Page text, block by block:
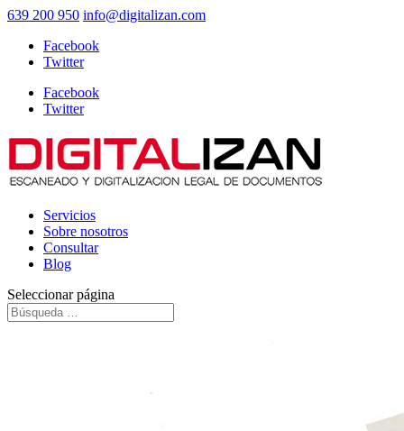
639 200 950 info@digitalizan.com
Facebook
Twitter
Facebook
Twitter
Servicios
Sobre nosotros
Consultar
Blog
Seleccionar página